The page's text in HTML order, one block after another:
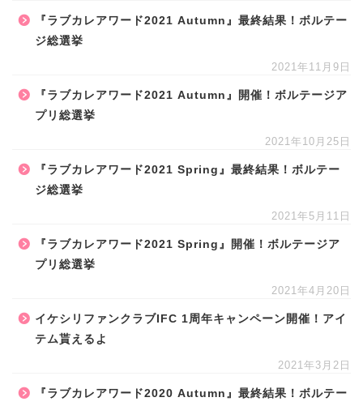
『ラブカレアワード2021 Autumn』最終結果！ボルテー
ジ総選挙
2021年11月9日
『ラブカレアワード2021 Autumn』開催！ボルテージア
プリ総選挙
2021年10月25日
『ラブカレアワード2021 Spring』最終結果！ボルテー
ジ総選挙
2021年5月11日
『ラブカレアワード2021 Spring』開催！ボルテージア
プリ総選挙
2021年4月20日
イケシリファンクラブIFC 1周年キャンペーン開催！アイ
テム貰えるよ
2021年3月2日
『ラブカレアワード2020 Autumn』最終結果！ボルテー